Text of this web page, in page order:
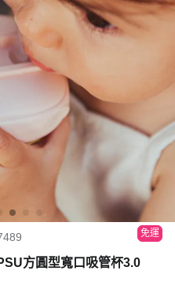
免運
方圓型寬口吸管杯3.0